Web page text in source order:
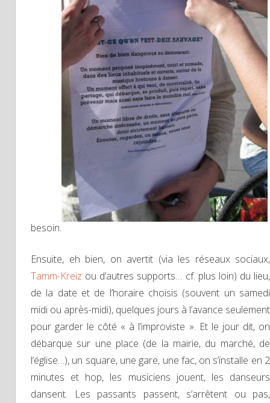
besoin.
Ensuite, eh bien, on avertit (via les réseaux sociaux,
Tamm-Kreiz ou d’autres supports… cf. plus loin) du lieu,
de la date et de l’horaire choisis (souvent un samedi
midi ou après-midi), quelques jours à l’avance seulement
pour garder le côté « à l’improviste ». Et le jour dit, on
débarque sur une place (de la mairie, du marché, de
l’église…), un square, une gare, une fac, on s’installe en 2
minutes et hop, les musiciens jouent, les danseurs
dansent. Les passants passent, s’arrêtent ou pas,